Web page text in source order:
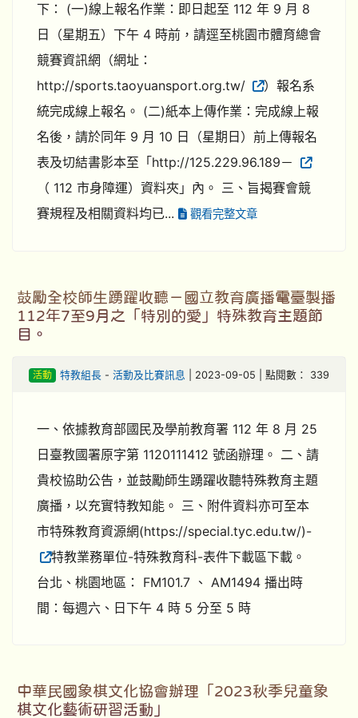
下： (一)線上報名作業：即日起至 112 年 9 月 8
日（星期五）下午 4 時前，請逕至桃園市體育總會
競賽資訊網（網址：
http://sports.taoyuansport.org.tw/
）報名系
統完成線上報名。 (二)紙本上傳作業：完成線上報
名後，請於同年 9 月 10 日（星期日）前上傳報名
表及切結書影本至「http://125.229.96.189－
（ 112 市身障運）資料夾」內。 三、旨揭賽會競
賽規程及相關資料均已...
觀看完整文章
鼓勵全校師生踴躍收聽－國立教育廣播電臺製播
112年7至9月之「特別的愛」特殊教育主題節
目。
活動 特教組長- 活動及比賽訊息 | 2023-09-05 | 點閱數： 339
一、依據教育部國民及學前教育署 112 年 8 月 25
日臺教國署原字第 1120111412 號函辦理。 二、請
貴校協助公告，並鼓勵師生踴躍收聽特殊教育主題
廣播，以充實特教知能。 三、附件資料亦可至本
市特殊教育資源網(https://special.tyc.edu.tw/)-
特教業務單位-特殊教育科-表件下載區下載。
台北、桃園地區： FM101.7 、 AM1494 播出時
間：每週六、日下午 4 時 5 分至 5 時
中華民國象棋文化協會辦理「2023秋季兒童象
棋文化藝術研習活動」